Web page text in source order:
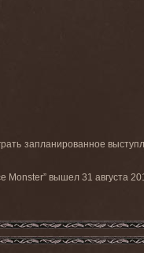
запланированное
Monster” вышел 31 августа